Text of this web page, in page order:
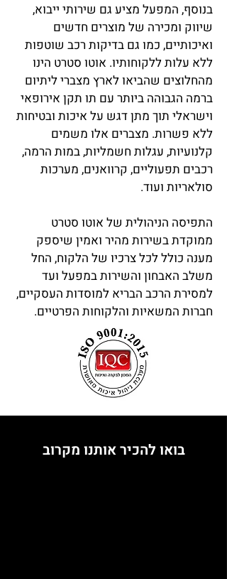
בנוסף, המפעל מציע גם שירותי ייבוא,
שיווק ומכירה של מוצרים חדשים
ואיכותיים, כמו גם בדיקות רכב שוטפות
ללא עלות ללקוחותיו. אוטו סטרט הינו
מהחלוצים שהביאו לארץ מצברי ליתיום
ברמה הגבוהה ביותר עם תו תקן אירופאי
וישראלי תוך מתן דגש על איכות ובטיחות
ללא פשרות. מצברים אלו משמים
קלנועיות, עגלות חשמליות, במות הרמה,
רכבים תפעוליים, קרוואנים, מערכות
סולאריות ועוד.
התפיסה הניהולית של אוטו סטרט
ממוקדת בשירות מהיר ואמין שיספק
מענה כולל לכל צרכיו של הלקוח, החל
משלב האבחון והשירות במפעל ועד
למסירת הרכב הבריא למוסדות העסקיים,
חברות המשאיות והלקוחות הפרטיים.
בואו להכיר אותנו מקרוב